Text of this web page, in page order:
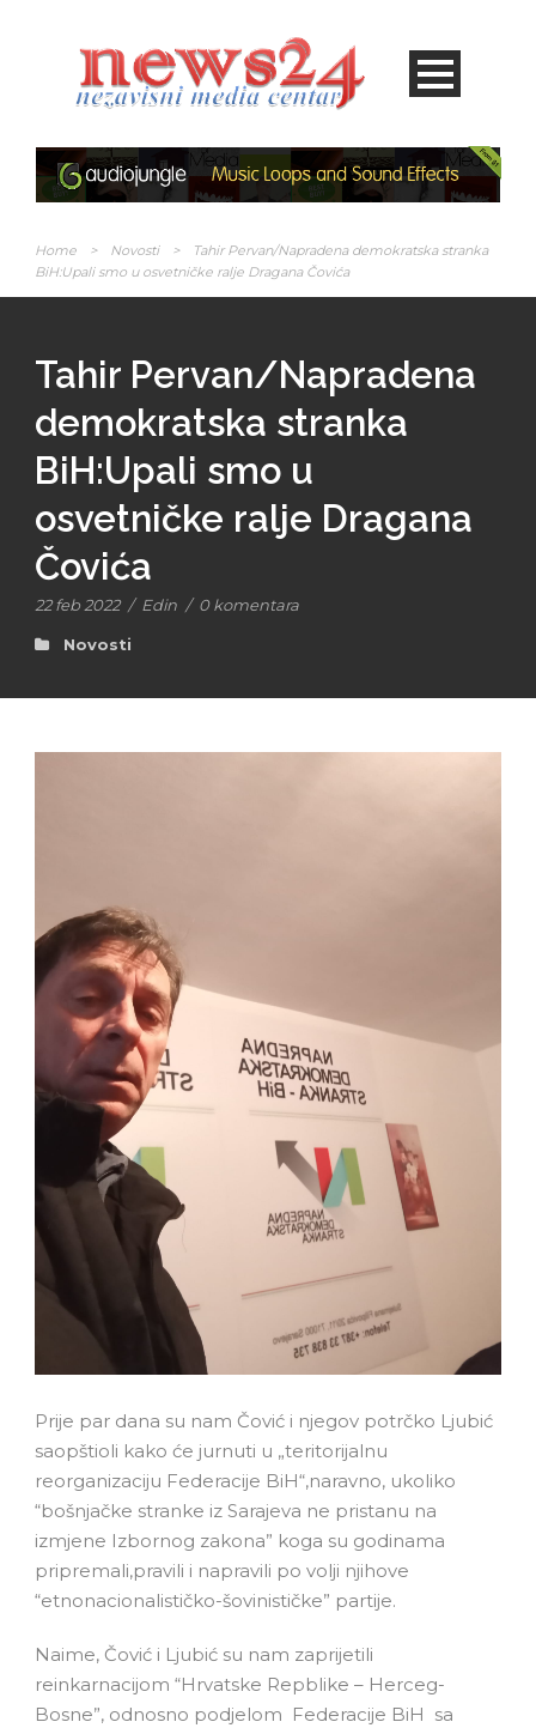
Home > Novosti >
Tahir Pervan/Napradena demokratska stranka
BiH:Upali smo u osvetničke ralje Dragana Čovića
Tahir Pervan/Napradena
demokratska stranka
BiH:Upali smo u
osvetničke ralje Dragana
Čovića
22 feb 2022 / Edin / 0 komentara
Novosti
Prije par dana su nam Čović i njegov potrčko Ljubić
saopštioli kako će jurnuti u „teritorijalnu
reorganizaciju Federacije BiH“,naravno, ukoliko
“bošnjačke stranke iz Sarajeva ne pristanu na
izmjene Izbornog zakona” koga su godinama
pripremali,pravili i napravili po volji njihove
“etnonacionalističko-šovinističke” partije.
Naime, Čović i Ljubić su nam zaprijetili
reinkarnacijom “Hrvatske Repblike – Herceg-
Bosne”, odnosno podjelom Federacije BiH sa